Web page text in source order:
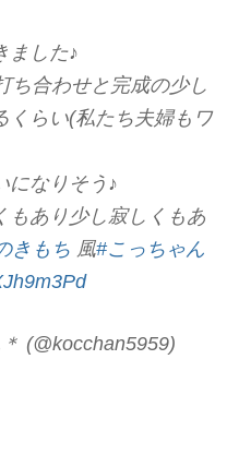
ました♪
ち合わせと完成の少し
くらい(私たち夫婦もワ
になりそう♪
もあり少し寂しくもあ
きもち 風#こっちゃん
(@kocchan5959)